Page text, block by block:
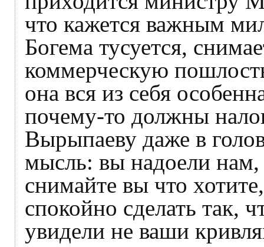
что кажется важным
Богема тусуется,
коммерческую
она вся из себя
почему-то должны
Вырыпаеву даже в
мысль: вы надоели
снимайте вы что
спокойно сделать так,
увидели не ваши